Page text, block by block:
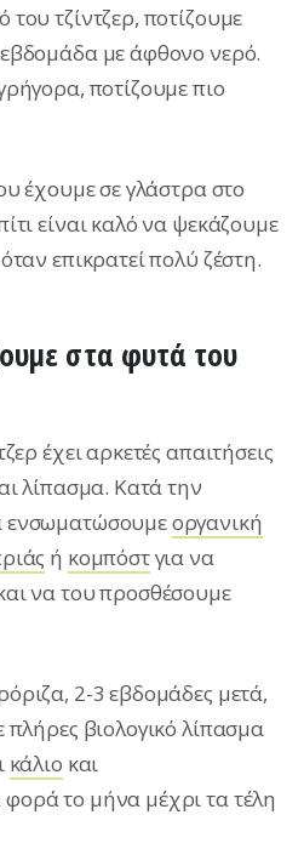
τζίντζερ, ποτίζουμε
με άφθονο νερό.
ποτίζουμε πιο
έχουμε σε γλάστρα στο
είναι καλό να ψεκάζουμε
επικρατεί πολύ ζέστη.
στα φυτά του
έχει αρκετές απαιτήσεις
λίπασμα. Κατά την
ενσωματώσουμεοργανική
ή κομπόστγια να
να του προσθέσουμε
2-3 εβδομάδες μετά,
πλήρες βιολογικό λίπασμα
κάλιο και
το μήνα μέχρι τα τέλη